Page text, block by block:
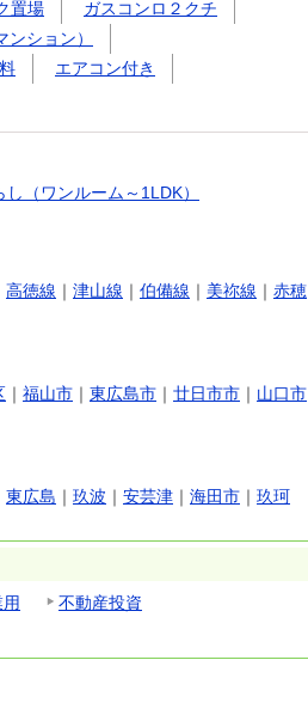
置場
ガスコンロ２クチ
ション）
エアコン付き
し（ワンルーム～1LDK）
高徳線 ｜ 津山線 ｜ 伯備線 ｜ 美祢線 ｜ 赤穂
｜ 福山市 ｜ 東広島市 ｜ 廿日市市 ｜ 山口市
東広島 ｜ 玖波 ｜ 安芸津 ｜ 海田市 ｜ 玖珂
不動産投資